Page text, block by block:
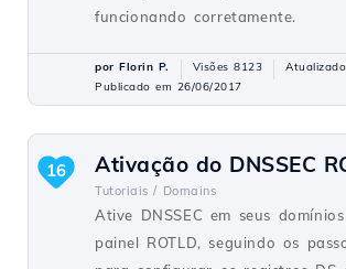
funcionando corretamente.
por Florin P. Visões 8123
Publicado em 26/06/2017
Ativação do DNSSEC
Tutoriais / Domains
Ative DNSSEC em seus
painel ROTLD, seguindo os
16